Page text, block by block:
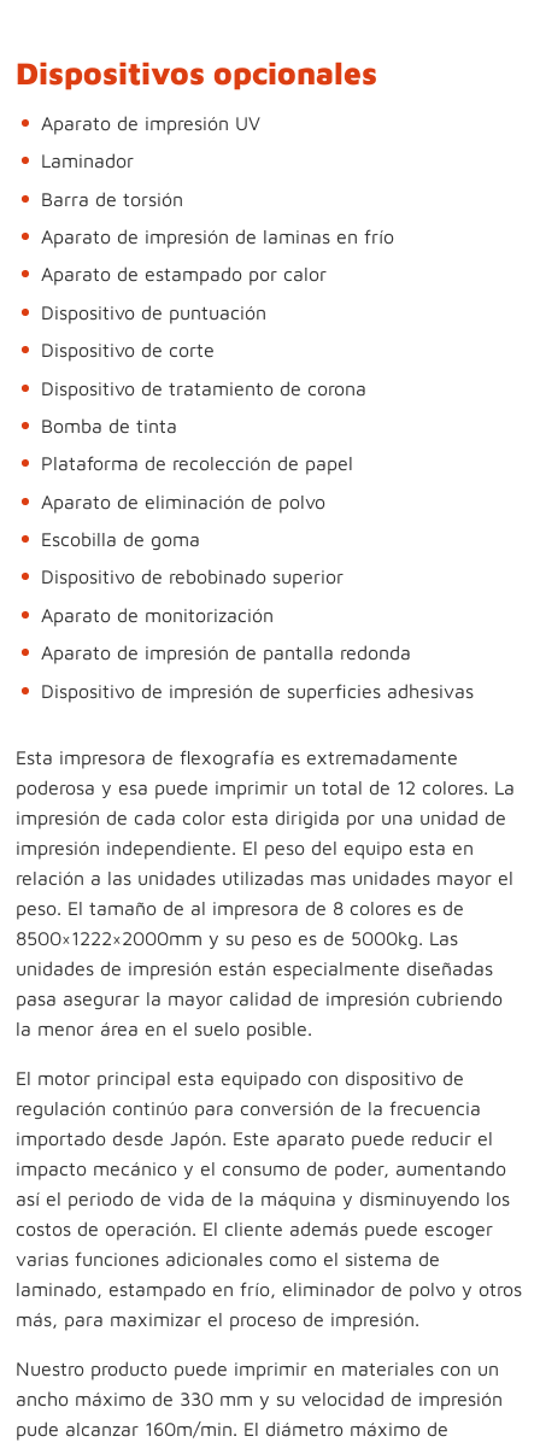
Dispositivos opcionales
Aparato de impresión UV
Laminador
Barra de torsión
Aparato de impresión de laminas en frío
Aparato de estampado por calor
Dispositivo de puntuación
Dispositivo de corte
Dispositivo de tratamiento de corona
Bomba de tinta
Plataforma de recolección de papel
Aparato de eliminación de polvo
Escobilla de goma
Dispositivo de rebobinado superior
Aparato de monitorización
Aparato de impresión de pantalla redonda
Dispositivo de impresión de superficies adhesivas
Esta impresora de flexografía es extremadamente
poderosa y esa puede imprimir un total de 12 colores. La
impresión de cada color esta dirigida por una unidad de
impresión independiente. El peso del equipo esta en
relación a las unidades utilizadas mas unidades mayor el
peso. El tamaño de al impresora de 8 colores es de
8500×1222×2000mm y su peso es de 5000kg. Las
unidades de impresión están especialmente diseñadas
pasa asegurar la mayor calidad de impresión cubriendo
la menor área en el suelo posible.
El motor principal esta equipado con dispositivo de
regulación continúo para conversión de la frecuencia
importado desde Japón. Este aparato puede reducir el
impacto mecánico y el consumo de poder, aumentando
así el periodo de vida de la máquina y disminuyendo los
costos de operación. El cliente además puede escoger
varias funciones adicionales como el sistema de
laminado, estampado en frío, eliminador de polvo y otros
más, para maximizar el proceso de impresión.
Nuestro producto puede imprimir en materiales con un
ancho máximo de 330 mm y su velocidad de impresión
pude alcanzar 160m/min. El diámetro máximo de